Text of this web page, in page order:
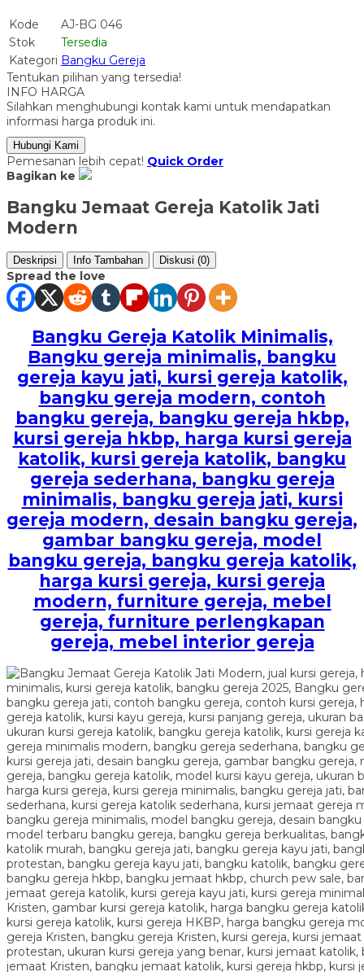
Kode
AJ-BG 046
Stok
Tersedia
Kategori Bangku Gereja
Tentukan pilihan yang tersedia!
INFO HARGA
Silahkan menghubungi kontak kami untuk mendapatkan
informasi harga produk ini.
Hubungi Kami
Pemesanan lebih cepat! Quick Order
Bagikan ke
Bangku Jemaat Gereja Katolik Jati
Modern
Deskripsi Info Tambahan Diskusi (0)
Spread the love
Bangku Gereja Katolik Minimalis,
Bangku gereja minimalis, bangku
gereja kayu jati, kursi gereja katolik,
bangku gereja modern, contoh
bangku gereja, bangku gereja hkbp,
kursi gereja hkbp, harga kursi gereja
katolik, kursi gereja katolik, bangku
gereja sederhana, bangku gereja
minimalis, bangku gereja jati, kursi
gereja modern, desain bangku gereja,
gambar bangku gereja, model
bangku gereja, bangku gereja katolik,
harga kursi gereja, kursi gereja
modern, furniture gereja, mebel
gereja, furniture perlengkapan
gereja, mebel interior gereja